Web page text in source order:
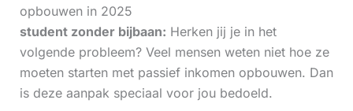
opbouwen in 2025
student zonder bijbaan: Herken jij je in het
volgende probleem? Veel mensen weten niet hoe ze
moeten starten met passief inkomen opbouwen. Dan
is deze aanpak speciaal voor jou bedoeld.